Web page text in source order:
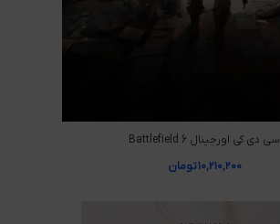
سی دی کی اورجینال Battlefield 6
۱۰,۲۱۰,۲۰۰تومان